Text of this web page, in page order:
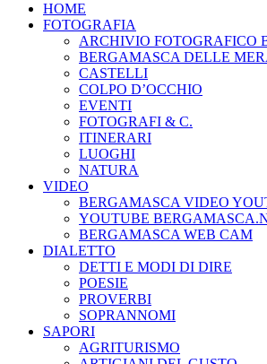
HOME
FOTOGRAFIA
ARCHIVIO FOTOGRAFICO
BERGAMASCA DELLE
CASTELLI
COLPO D’OCCHIO
EVENTI
FOTOGRAFI & C.
ITINERARI
LUOGHI
NATURA
VIDEO
BERGAMASCA VIDEO
YOUTUBE
BERGAMASCA WEB CAM
DIALETTO
DETTI E MODI DI DIRE
POESIE
PROVERBI
SOPRANNOMI
SAPORI
AGRITURISMO